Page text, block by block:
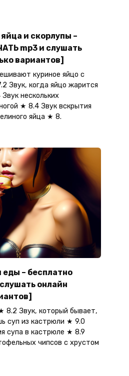
и скорлупы –
mp3 и слушать
вариантов]
куриное яйцо с
Звук, когда яйцо жарится
нескольких
★ 8.4 Звук вскрытия
яйца ★ 8.
– бесплатно
онлайн
8.2 Звук, который бывает,
суп из кастрюли ★ 9.0
супа в кастрюле ★ 8.9
чипсов с хрустом